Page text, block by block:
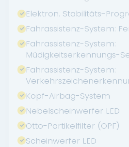
Elektron. Stabilitäts-
Fahrassistenz-System:
Fahrassistenz-System:
Müdigkeitserkennungs-
Fahrassistenz-System:
Kopf-Airbag-System
Nebelscheinwerfer LED
Otto-Partikelfilter (OPF)
Scheinwerfer LED